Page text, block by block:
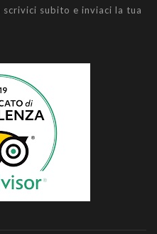
scrivici subito e inviaci la tua